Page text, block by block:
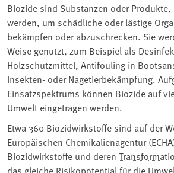
Biozide sind Substanzen oder
werden, um schädliche oder lästige
bekämpfen oder abzuschrecken. Sie
Weise genutzt, zum Beispiel als
Holzschutzmittel, Antifouling in
Insekten- oder Nagetierbekämpfung.
Einsatzspektrums können Biozide auf
Umwelt eingetragen werden.
Etwa 360 Biozidwirkstoffe sind auf der
Europäischen Chemikalienagentur
Biozidwirkstoffe und deren
das gleiche Risikopotential für die